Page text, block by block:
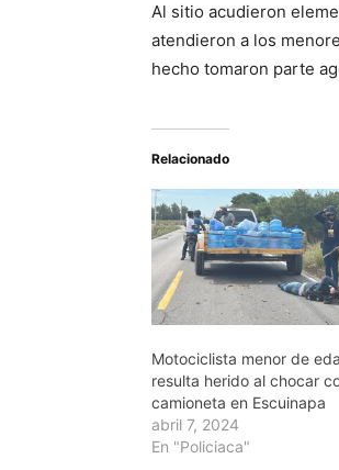
Al sitio acudieron
atendieron a los
hecho tomaron parte
Relacionado
Motociclista menor de
resulta herido al chocar
camioneta en Escuinapa
abril 7, 2024
En "Policiaca"